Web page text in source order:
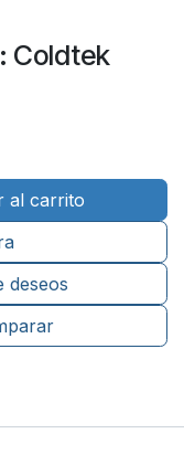
Coldtek
al carrito
deseos